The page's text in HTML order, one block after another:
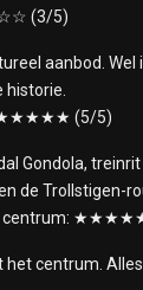
(3/5)
aanbod.
★★★★★ (5/5)
Gondola,
de Trollstigen-
centrum:
centrum.